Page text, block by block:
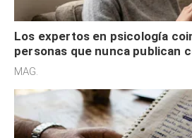
Los expertos en psicología
personas que nunca publican
redes sociales no pretenden
MAG.